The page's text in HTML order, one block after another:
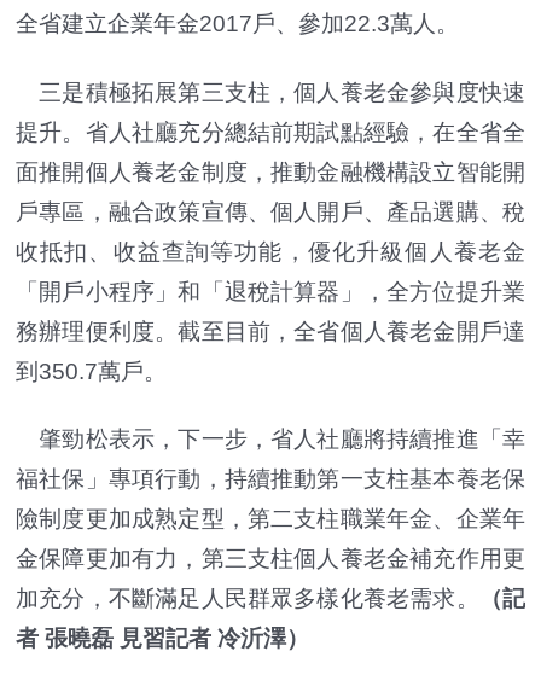
全省建立企業年金2017戶、參加22.3萬人。
三是積極拓展第三支柱，個人養老金參與度快速
提升。省人社廳充分總結前期試點經驗，在全省全
面推開個人養老金制度，推動金融機構設立智能開
戶專區，融合政策宣傳、個人開戶、產品選購、稅
收抵扣、收益查詢等功能，優化升級個人養老金
「開戶小程序」和「退稅計算器」，全方位提升業
務辦理便利度。截至目前，全省個人養老金開戶達
到350.7萬戶。
肇勁松表示，下一步，省人社廳將持續推進「幸
福社保」專項行動，持續推動第一支柱基本養老保
險制度更加成熟定型，第二支柱職業年金、企業年
金保障更加有力，第三支柱個人養老金補充作用更
加充分，不斷滿足人民群眾多樣化養老需求。
（記
者 張曉磊 見習記者 冷沂澤）